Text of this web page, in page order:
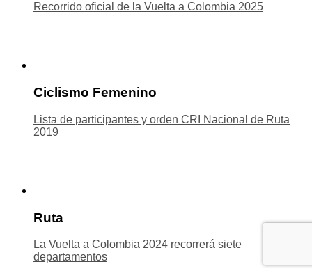
Recorrido oficial de la Vuelta a Colombia 2025
Ciclismo Femenino
Lista de participantes y orden CRI Nacional de Ruta
2019
Ruta
La Vuelta a Colombia 2024 recorrerá siete
departamentos